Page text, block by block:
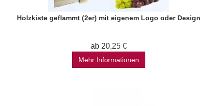
Holzkiste geflammt (2er) mit eigenem Logo oder Design
ab 20,25 €
Mehr Informationen